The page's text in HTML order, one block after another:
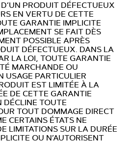
PRODUIT DÉFECTUEUX
EN VERTU DE CETTE
GARANTIE IMPLICITE
SE FAIT DÈS
POSSIBLE APRÈS
DÉFECTUEUX. DANS LA
LA LOI, TOUTE GARANTIE
MARCHANDE OU
USAGE PARTICULIER
EST LIMITÉE À LA
DE CETTE GARANTIE
DÉCLINE TOUTE
TOUT DOMMAGE DIRECT
CERTAINS ÉTATS NE
LIMITATIONS SUR LA DURÉE
OU N’AUTORISENT